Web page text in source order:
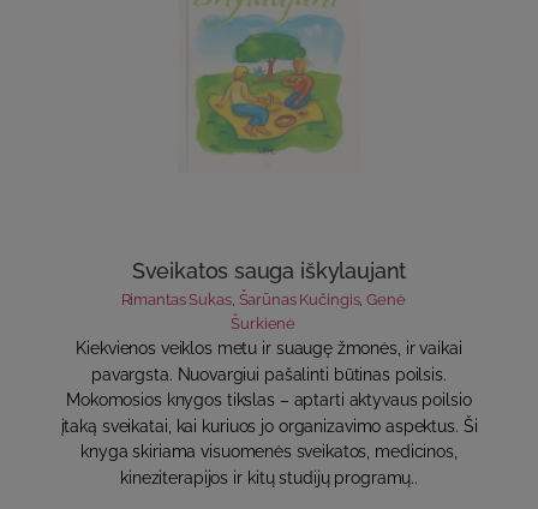
Sveikatos sauga iškylaujant
Rimantas Sukas, Šarūnas Kučingis,Genė
Šurkienė
Kiekvienos veiklos metu ir suaugę žmonės, ir vaikai
pavargsta. Nuovargiui pašalinti būtinas poilsis.
Mokomosios knygos tikslas – aptarti aktyvaus poilsio
įtaką sveikatai, kai kuriuos jo organizavimo aspektus. Ši
knyga skiriama visuomenės sveikatos, medicinos,
kineziterapijos ir kitų studijų programų..